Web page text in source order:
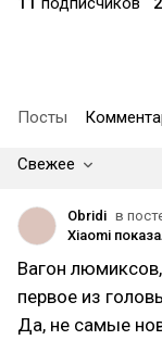
Посты
Свежее
Obridi в
Вагон
первое из
Да, не самые